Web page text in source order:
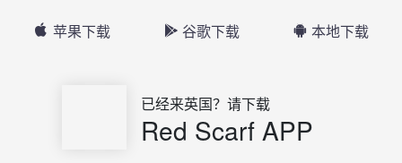
苹果下载 谷歌下载 本地下载
已经来英国？请下载
Red Scarf APP